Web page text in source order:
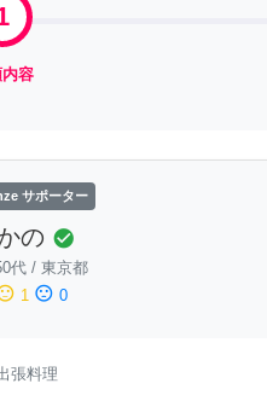
容
サポーター
の check_circle
代 / 東京都
1 sentiment_dissatisfied 0
張料理